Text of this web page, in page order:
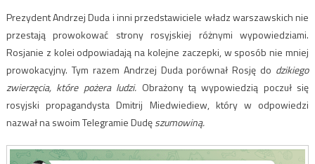
Prezydent Andrzej Duda i inni przedstawiciele władz warszawskich nie
przestają prowokować strony rosyjskiej różnymi wypowiedziami.
Rosjanie z kolei odpowiadają na kolejne zaczepki, w sposób nie mniej
prowokacyjny. Tym razem Andrzej Duda porównał Rosję do dzikiego
zwierzęcia, które pożera ludzi. Obrażony tą wypowiedzią poczuł się
rosyjski propagandysta Dmitrij Miedwiediew, który w odpowiedzi
nazwał na swoim Telegramie Dudęszumowiną.